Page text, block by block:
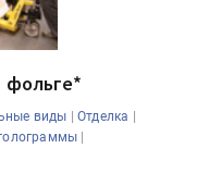
фольге*
виды |Отделка |
|